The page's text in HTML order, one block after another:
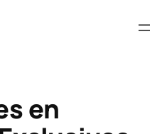
en